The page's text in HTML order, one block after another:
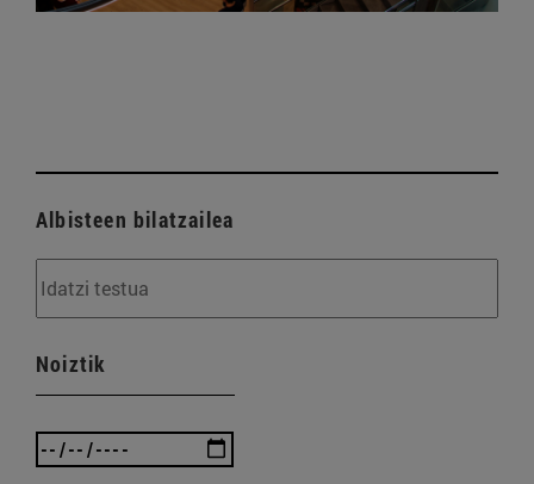
Albisteen bilatzailea
Noiztik